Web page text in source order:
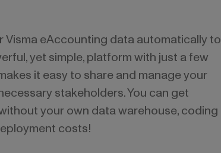
Visma eAccounting data automatically to
yet simple, platform with just a few
it easy to share and manage your
stakeholders. You can get
your own data warehouse, coding
costs!